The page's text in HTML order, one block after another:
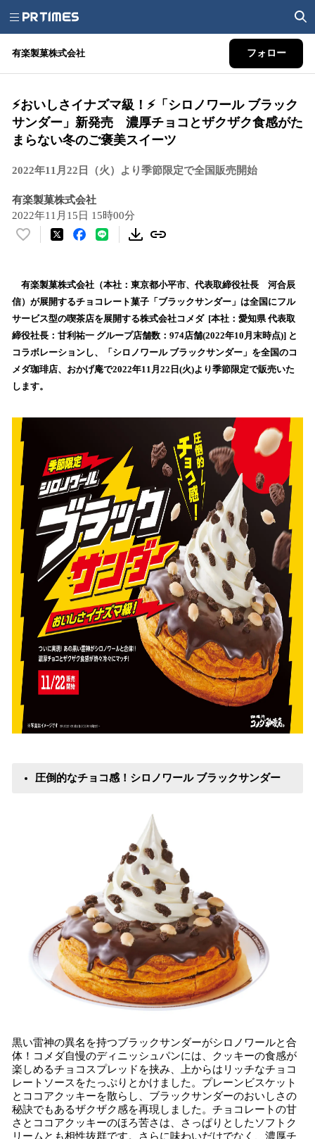
有楽製菓株式会社 フォロー
⚡おいしさイナズマ級！⚡「シロノワール ブラック
サンダー」新発売 濃厚チョコとザクザク食感がた
まらない冬のご褒美スイーツ
2022年11月22日（火）より季節限定で全国販売開始
有楽製菓株式会社
2022年11月15日 15時00分
い
！
数
を
読
込
み
中
す
有楽製菓株式会社（本社：東京都小平市、代表取締役社長 河合辰
信）が展開するチョコレート菓子「ブラックサンダー」は全国にフル
サービス型の喫茶店を展開する株式会社コメダ [本社：愛知県 代表取
締役社長：甘利祐一 グループ店舗数：974店舗(2022年10月末時点)] と
コラボレーションし、「シロノワール ブラックサンダー」を全国のコ
メダ珈琲店、おかげ庵で2022年11月22日(火)より季節限定で販売いた
します。
圧倒的なチョコ感！シロノワール ブラックサンダー
黒い雷神の異名を持つブラックサンダーがシロノワールと合
体！コメダ自慢のディニッシュパンには、クッキーの食感が
楽しめるチョコスプレッドを挟み、上からはリッチなチョコ
レートソースをたっぷりとかけました。プレーンビスケット
とココアクッキーを散らし、ブラックサンダーのおいしさの
秘訣でもあるザクザク感を再現しました。チョコレートの甘
さとココアクッキーのほろ苦さは、さっぱりとしたソフトク
リームとも相性抜群です。さらに味わいだけでなく、濃厚チ